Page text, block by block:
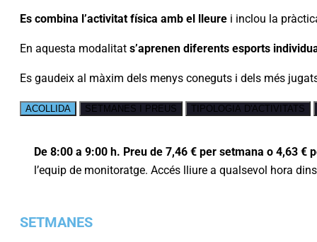
Es combina l’activitat física amb el lleure i inclou la
En aquesta modalitat s’aprenen diferents esports
Es gaudeix al màxim dels menys coneguts i dels més
ACOLLIDA SETMANES I PREUS TIPOLOGIA D'ACTIVITATS
De 8:00 a 9:00 h. Preu de 7,46 € per setmana o 4,63 €
l’equip de monitoratge. Accés lliure a qualsevol hora
SETMANES